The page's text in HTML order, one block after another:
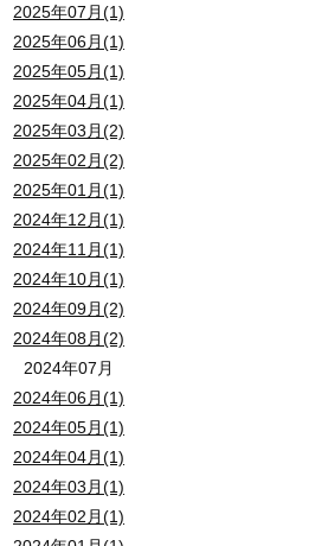
2025年07月(1)
2025年06月(1)
2025年05月(1)
2025年04月(1)
2025年03月(2)
2025年02月(2)
2025年01月(1)
2024年12月(1)
2024年11月(1)
2024年10月(1)
2024年09月(2)
2024年08月(2)
2024年07月
2024年06月(1)
2024年05月(1)
2024年04月(1)
2024年03月(1)
2024年02月(1)
りか確認する
や広さだけで判断できるものではありま
チンから洗面所、洗面所から物干し場ま
状態を確認する
、浴室などの内装・設備は、入居後の使
、カーテンレールなどは物件によって標
主な条件4つ
められるには、省エネと創エネの両面で高
の条件を紹介します。
6以上
、外気の影響を受けにくい高い断熱性能を
段階で評価され、等級6は現行の省エネ
いを具体的に整える際の節目となるタイミ
やすい点も、このタイミングの特徴です
入のタイミングとして「OK！」と言
れば住宅購入を前向きに検討できるタイ
き、金利は上昇局面にある一方で、補助
踏まえ、自分に合った条件で判断するこ
約者、残債、連帯債務者、連帯保証人
方が支払う」と決めたとしても、金融
保証が残っている場合、離婚後も相手
続ける予定があるか確認する
、どちらかが住み続ける必要があるか
合でも、住宅ローンの支払い能力や名
どう扱うか確認する
で築いた財産として、財産分与の対象
、売却代金から住宅ローン残債や売却
家は広い？狭い？
で、注文住宅の平均住宅面積118.5m2
構「2024年度 フラット３５利用者調査」
要な土地は、建ぺい率（土地に対する建
車場、庭の取り方でも有効面積は減るた
は「等級」だけでなく、具体的なUA値・
築地の地域特性を考慮することが不可欠で
冬の暖房負荷が大きいため、等級6〜7を
踏まえ、自分たちに合った断熱等級を選
い
高気密な外皮性能と高効率な設備機器に
じて「Nearly ZEH」や「ZEH＋」といっ
から居住中、解体・廃棄に至るまで、住
時の一次エネルギー消費量をおおむねゼ
約書や住宅ローン契約書などの「課税文
、契約金額が1,000万円超5,000万円以下
印紙税額の一覧表（その1）第1号文書か
の所有者であることを公的に示すため、
する場合は、抵当権設定登記が必要とな
国税庁「No.7191 登録免許税の税額表」
ペアローンを組む
れぞれが同じ金融機関で別々に住宅ロー
本になるため事務手数料や保証料が二重に
定でき、たとえば夫3,000万円、妻1,000
帯債務型）で住宅ローンを組む
約は、夫婦の収入を合算して借入額の審
双方が住宅ローン控除を利用できるので
は「夫婦二人が4,000万円ずつ返す」よ
新築計画で補助を受けられる制度が「注
またはZEH水準住宅で、床面積50～
ム支援事業【公式】「注文住宅の新築」
入
宅を購入する場合にも補助を受けることが
たはZEH水準住宅のいずれかに該当し、
支援事業【公式】「新築分譲住宅の購入」